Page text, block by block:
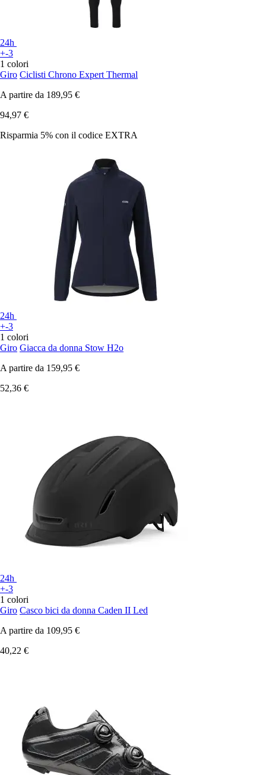
24h
+-3
1 colori
Giro Ciclisti Chrono Expert Thermal
A partire da 189,95 €
94,97 €
Risparmia 5% con il codice EXTRA
24h
+-3
1 colori
Giro Giacca da donna Stow H2o
A partire da 159,95 €
52,36 €
24h
+-3
1 colori
Giro Casco bici da donna Caden II Led
A partire da 109,95 €
40,22 €